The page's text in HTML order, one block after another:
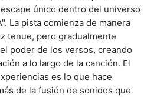
único dentro del universo
La pista comienza de manera
tenue, pero gradualmente
poder de los versos, creando
a lo largo de la canción. El
es lo que hace
de la fusión de sonidos que